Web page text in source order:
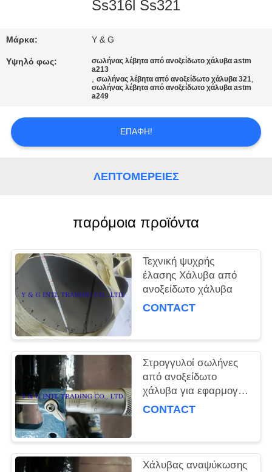
ΜΑΣ
ΕΛΆΤΕ
ΜΕ
PRIVACY
POLICY
Ss316l Ss321
Μάρκα: Y & G
Υψηλό φως:
σωλήνας λέβητα από ανοξείδωτο χάλυβα astm
a213
,σωλήνας λέβητα από ανοξείδωτο χάλυβα 321,
σωλήνας λέβητα από ανοξείδωτο χάλυβα astm
a249
ΕΠΑΦΉ!
ΛΕΠΤΟΜΈΡΕΙΕΣ
παρόμοια προϊόντα
Τεχνική ψυχρής
έλασης Χάλυβα από
ανοξείδωτο χάλυβα
CONTACT
Στρογγυλοί σωλήνες
από ανοξείδωτο
χάλυβα για εφαρμογές
χωρίς συγκόλληση και
CONTACT
Χάλυβας αναψύκωσης